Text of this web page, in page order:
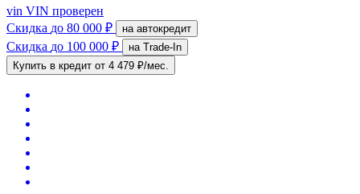
vin VIN проверен
Скидка до 80 000 ₽ на автокредит
Скидка до 100 000 ₽
на Trade-In
Купить в кредит от 4 479 ₽/мес.